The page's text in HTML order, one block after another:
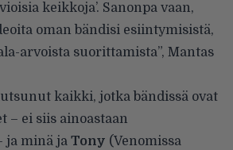
keikkoja’. Sanonpa vaan,
oman bändisi esiintymisistä,
arvoista suorittamista”, Mantas
kaikki, jotka bändissä ovat
– ei siis ainoastaan
ja minä ja Tony (Venomissa